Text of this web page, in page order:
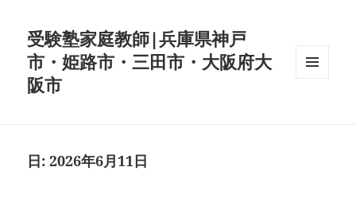
受験塾家庭教師|兵庫県神戸
市・姫路市・三田市・大阪府大
阪市
日:2026年6月11日